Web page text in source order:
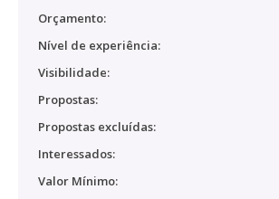
Orçamento:
Nível de experiência:
Visibilidade:
Propostas:
Propostas excluídas:
Interessados:
Valor Mínimo: